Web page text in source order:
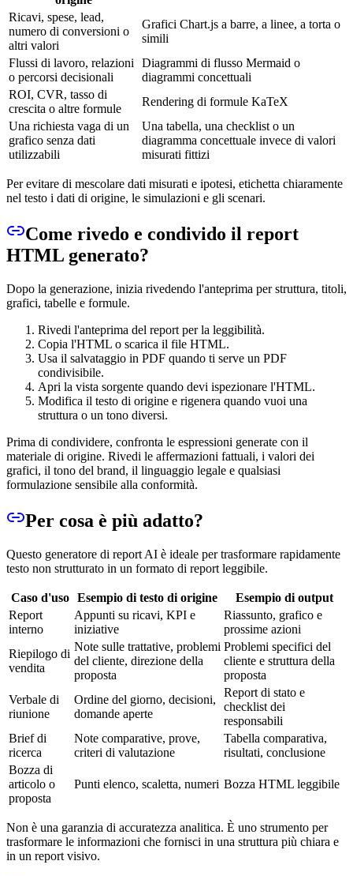
Ricavi, spese, lead,
numero di conversioni o
altri valori
Grafici Chart.js a barre, a linee, a torta o
simili
Flussi di lavoro, relazioni
o percorsi decisionali
Diagrammi di flusso Mermaid o
diagrammi concettuali
ROI, CVR, tasso di
crescita o altre formule
Rendering di formule KaTeX
Una richiesta vaga di un
grafico senza dati
utilizzabili
Una tabella, una checklist o un
diagramma concettuale invece di valori
misurati fittizi
Per evitare di mescolare dati misurati e ipotesi, etichetta chiaramente
nel testo i dati di origine, le simulazioni e gli scenari.
Come rivedo e condivido il report
HTML generato?
Dopo la generazione, inizia rivedendo l'anteprima per struttura, titoli,
grafici, tabelle e formule.
Rivedi l'anteprima del report per la leggibilità.
Copia l'HTML o scarica il file HTML.
Usa il salvataggio in PDF quando ti serve un PDF
condivisibile.
Apri la vista sorgente quando devi ispezionare l'HTML.
Modifica il testo di origine e rigenera quando vuoi una
struttura o un tono diversi.
Prima di condividere, confronta le espressioni generate con il
materiale di origine. Rivedi le affermazioni fattuali, i valori dei
grafici, il tono del brand, il linguaggio legale e qualsiasi
formulazione sensibile alla conformità.
Per cosa è più adatto?
Questo generatore di report AI è ideale per trasformare rapidamente
testo non strutturato in un formato di report leggibile.
Caso d'uso Esempio di testo di origine
Esempio di output
Report
interno
Appunti su ricavi, KPI e
iniziative
Riassunto, grafico e
prossime azioni
Riepilogo di
vendita
Note sulle trattative, problemi
del cliente, direzione della
proposta
Problemi specifici del
cliente e struttura della
proposta
Verbale di
riunione
Ordine del giorno, decisioni,
domande aperte
Report di stato e
checklist dei
responsabili
Brief di
ricerca
Note comparative, prove,
criteri di valutazione
Tabella comparativa,
risultati, conclusione
Bozza di
articolo o
proposta
Punti elenco, scaletta, numeri Bozza HTML leggibile
Non è una garanzia di accuratezza analitica. È uno strumento per
trasformare le informazioni che fornisci in una struttura più chiara e
in un report visivo.